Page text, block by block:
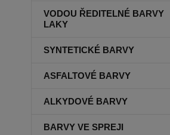
VODOU ŘEDITELNÉ BARVY
LAKY
SYNTETICKÉ BARVY
ASFALTOVÉ BARVY
ALKYDOVÉ BARVY
BARVY VE SPREJI